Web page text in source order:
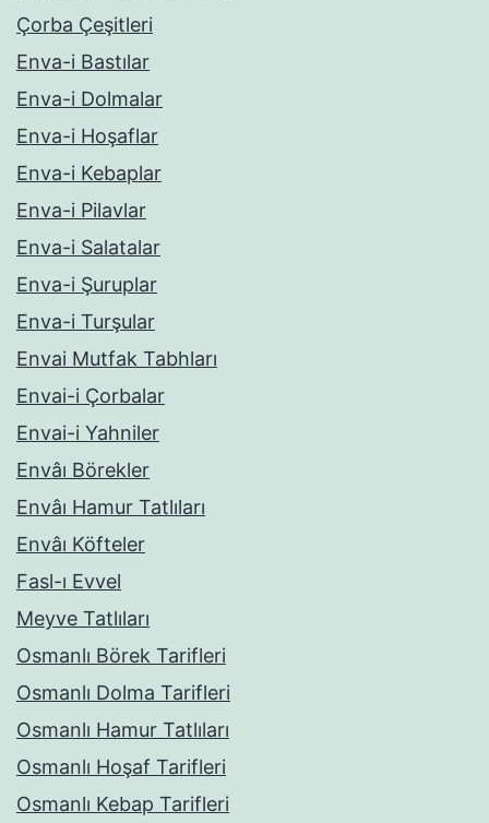
Çorba Çeşitleri
Enva-i Bastılar
Enva-i Dolmalar
Enva-i Hoşaflar
Enva-i Kebaplar
Enva-i Pilavlar
Enva-i Salatalar
Enva-i Şuruplar
Enva-i Turşular
Envai Mutfak Tabhları
Envai-i Çorbalar
Envai-i Yahniler
Envâı Börekler
Envâı Hamur Tatlıları
Envâı Köfteler
Fasl-ı Evvel
Meyve Tatlıları
Osmanlı Börek Tarifleri
Osmanlı Dolma Tarifleri
Osmanlı Hamur Tatlıları
Osmanlı Hoşaf Tarifleri
Osmanlı Kebap Tarifleri